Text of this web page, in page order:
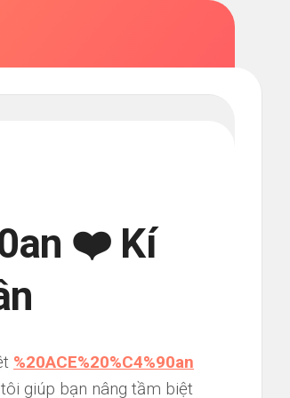
❤️ Kí
%20ACE%20%C4%90an
giúp bạn nâng tầm biệt